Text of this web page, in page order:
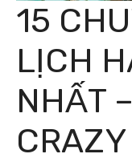
15
LỊCH
NHẤT